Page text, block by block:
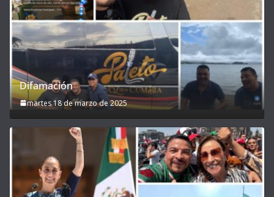
Difamación
martes 18 de marzo de 2025